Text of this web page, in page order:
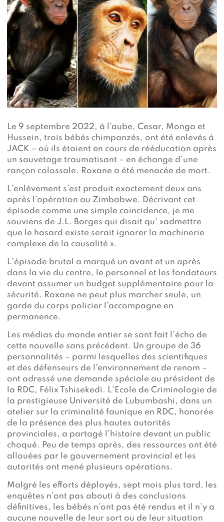
Le 9 septembre 2022, à l’aube, Cesar, Monga et
Hussein, trois bébés chimpanzés, ont été enlevés à
JACK – où ils étaient en cours de rééducation après
un sauvetage traumatisant – en échange d’une
rançon colossale. Roxane a été menacée de mort.
L’enlèvement s’est produit exactement deux ans
après l’opération au Zimbabwe. Décrivant cet
épisode comme une simple coïncidence, je me
souviens de J.L. Borges qui disait qu' »admettre
que le hasard existe serait ignorer la machinerie
complexe de la causalité ».
L’épisode brutal a marqué un avant et un après
dans la vie du centre, le personnel et les fondateurs
devant assumer un budget supplémentaire pour la
sécurité. Roxane ne peut plus marcher seule, un
garde du corps policier l’accompagne en
permanence.
Les médias du monde entier se sont fait l’écho de
cette nouvelle sans précédent. Un groupe de 36
personnalités – parmi lesquelles des scientifiques
et des défenseurs de l’environnement de renom –
ont adressé une demande spéciale au président de
la RDC, Félix Tshisekedi. L’Ecole de Criminologie de
la prestigieuse Université de Lubumbashi, dans un
atelier sur la criminalité faunique en RDC, honorée
de la présence des plus hautes autorités
provinciales, a partagé l’histoire devant un public
choqué. Peu de temps après, des ressources ont été
allouées par le gouvernement provincial et les
autorités ont mené plusieurs opérations.
Malgré les efforts déployés, sept mois plus tard, les
enquêtes n’ont pas abouti à des conclusions
définitives, les bébés n’ont pas été rendus et il n’y a
aucune nouvelle de leur sort ou de leur situation